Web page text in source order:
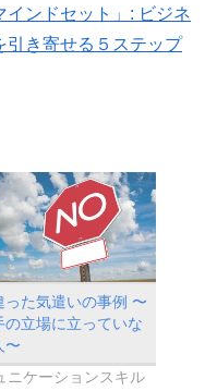
ンドセット」: ビジネ
引き寄せる５ステップ
った気遣いの事例 〜
の立場に立っていな
〜
ニケーションスキル